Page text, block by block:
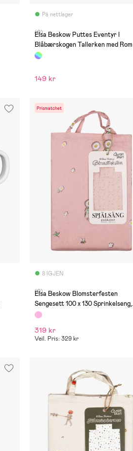
På nettlager
(0)
Elsa Beskow Puttes Eventyr I
Blåbærskogen Tallerken med Rom
149 kr
Prismatchet
8 IGJEN
(0)
Elsa Beskow Blomsterfesten
Sengesett 100 x 130 Sprinkelseng,
Rosa
319 kr
Veil. Pris: 329 kr